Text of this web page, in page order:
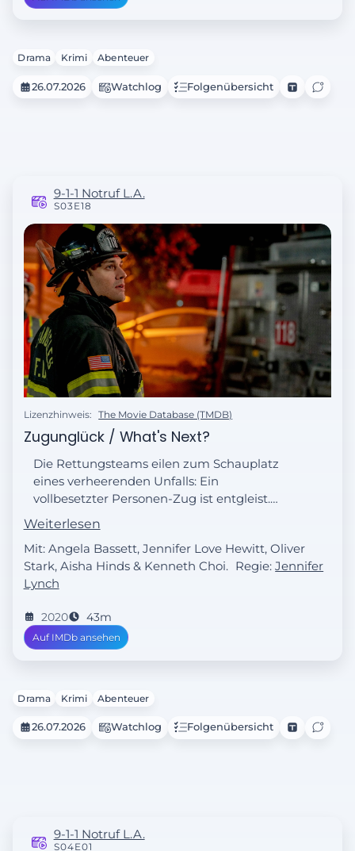
Drama Krimi Abenteuer
26.07.2026 Watchlog Folgenübersicht
9-1-1 Notruf L.A.
S03E18
Lizenzhinweis: The Movie Database (TMDB)
Zugunglück / What's Next?
Die Rettungsteams eilen zum Schauplatz
eines verheerenden Unfalls: Ein
vollbesetzter Personen-Zug ist entgleist.
Gemeinsam versuchen sie, so viele
Menschenleben wie möglich zu retten.
Weiterlesen
Mit: Angela Bassett, Jennifer Love Hewitt, Oliver
Stark, Aisha Hinds & Kenneth Choi. Regie:Jennifer
Lynch
2020 43m
Auf IMDb ansehen
Drama Krimi Abenteuer
26.07.2026 Watchlog Folgenübersicht
9-1-1 Notruf L.A.
S04E01